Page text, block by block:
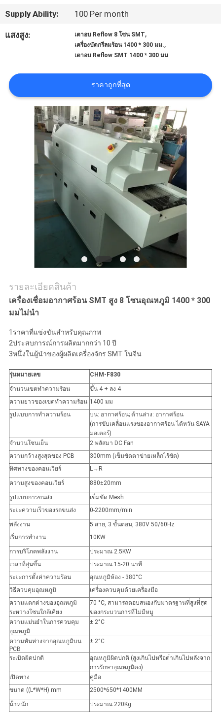
ติดต่อ
เรา
ข่าว
SHOPPING
แผนผัง
เว็บไซต์
นโยบาย
ส่วน
Supply Ability: 100 Per month
แสงสูง: เตาอบ Reflow 8 โซน SMT,
เครื่องบัดกรีลมร้อน 1400 * 300 มม.,
เตาอบ Reflow SMT 1400 * 300 มม
ราคาถูกที่สุด
รายละเอียดสินค้า
เครื่องเชื่อมอากาศร้อน SMT สูง 8 โซนอุณหภูมิ 1400 * 300
มมไม่นํา
1ราคาที่แข่งขันสําหรับคุณภาพ
2ประสบการณ์การผลิตมากกว่า 10 ปี
3หนึ่งในผู้นําของผู้ผลิตเครื่องจักร SMT ในจีน
รุ่นหมายเลข CHM-F830
จํานวนเขตทําความร้อน
ขึ้น 4 + ลง 4
ความยาวของเขตทําความร้อน 1400 มม
รูปแบบการทําความร้อน
บน: อากาศร้อน; ด้านล่าง: อากาศร้อน
(การขับเคลื่อนแรงของอากาศร้อน ไต้หวัน SAYA
มอเตอร์)
จํานวนโซนเย็น
2 พลัสมา DC Fan
ความกว้างสูงสุดของ PCB
300mm (เข็มขัดตาข่ายเหล็กไร้ขัด)
ทิศทางของคอนเวียร์
L→R
ความสูงของคอนเวียร์ 880±20mm
รูปแบบการขนส่ง
เข็มขัด Mesh
ระยะความเร็วของรถขนส่ง
0-2200mm/min
พลังงาน
5 สาย, 3 ขั้นตอน, 380V 50/60Hz
เริ่มการทํางาน
10KW
การบริโภคพลังงาน
ประมาณ 2.5KW
เวลาที่อุ่นขึ้น
ประมาณ 15-20 นาที
ระยะการตั้งค่าความร้อน
อุณหภูมิห้อง - 380°C
วิธีควบคุมอุณหภูมิ
เครื่องควบคุมด้วยเครื่องมือ
ความแตกต่างของอุณหภูมิ
ระหว่างโซนใกล้เคียง
70 °C, สามารถตอบสนองกับมาตรฐานที่สูงที่สุด
ของกระบวนการที่ไม่มีหมู
ความแม่นยําในการควบคุม
อุณหภูมิ
± 2°C
ความหันห่างจากอุณหภูมิบน
PCB
± 2°C
ระเบิดผิดปกติ
อุณหภูมิผิดปกติ (สูงเกินไปหรือต่ําเกินไปหลังจาก
การรักษาอุณหภูมิคง)
เปิดทาง
คู่มือ
ขนาด ((L*W*H) mm
2500*650*1400MM
น้ําหนัก ประมาณ 220Kg